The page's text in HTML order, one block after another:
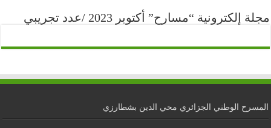
مجلة إلكترونية “مسارح” أكتوبر 2023 /عدد تجريبي
المسرح الوطني الجزائري محي الدين بشطارزي